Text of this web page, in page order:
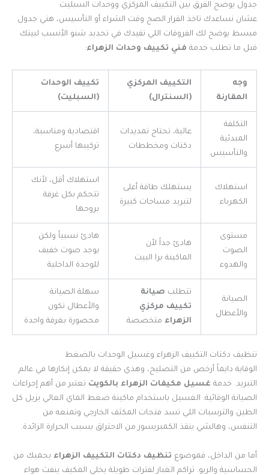
جدول يوضح الفرق بين التكييف المركزي ووحدات السبليت
عشان نساعدك تاخذ القرار الصح وقت الشراء أو التأسيس، هني جدول
مبسط يوضح لك الفروقات اللي تفيدك في تحديد شنو الأنسب لبيتك
قبل ما تطلب خدمة فني تكييف وحدات الزهراء:
وجه
المقارنة
التكييف المركزي
(السنترال)
تكييف الوحدات
(السبليت)
التكلفة
المبدئية
والتأسيس
عالية، تحتاج تمديدات
دكتات ومخططات
اقتصادية ومناسبة،
تركيبها أسرع
استهلاك
الكهرباء
يستهلك طاقة أعلى
لتبريد مساحات كبيرة
استهلاك أقل، لأنك
تتحكم بكل غرفة
بروحها
مستوى
الصوت
والهدوء
هادئ جداً لأن
الماكينة برا البيت
هادئ نسبياً ولكن
يوجد صوت خفيف
للوحدة الداخلية
الصيانة
والأعطال
تتطلب صيانة
تكييف مركزي
الزهراء متخصصة
سهلة الصيانة
والأعطال تكون
محصورة بغرفة واحدة
تنظيف دكتات التكييف الزهراء وغسيل الوحدات بالضغط
الوقاية دايماً أرخص من التصليح، وهذي حقيقة لا يمكن إنكارها في عالم
التبريد. خدمة غسيل مكيفات الزهراء بالكويت تعتبر من أهم إجراءات
الصيانة الوقائية. الغسيل باستخدام ماكينة ضغط الماي العالي يزيل كل
الطين والترسبات اللي تسد فتحات المكثف الخارجي وتمنعه من
التنفس، وهالشي ينقذ الكمبريسور من الاحتراق بسبب الحرارة الزائدة.
أما من الداخل، فموضوع تنظيف دكتات التكييف الزهراء يحميك من
الحساسية والربو. تراكم الغبار لفترات طويلة يخلي المكيف ينفث هواء